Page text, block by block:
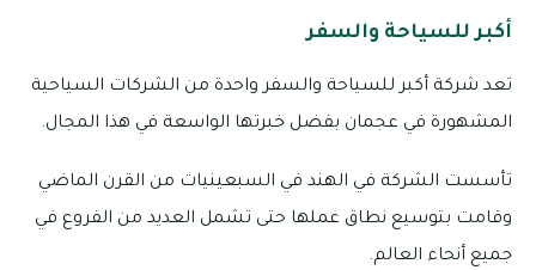
أكبر للسياحة والسفر
تعد شركة أكبر للسياحة والسفر واحدة من الشركات السياحية
المشهورة في عجمان بفضل خبرتها الواسعة في هذا المجال.
تأسست الشركة في الهند في السبعينيات من القرن الماضي
وقامت بتوسيع نطاق عملها حتى تشمل العديد من الفروع في
جميع أنحاء العالم.